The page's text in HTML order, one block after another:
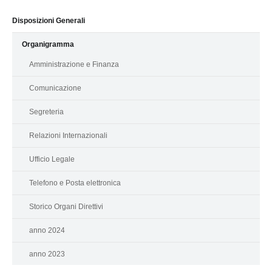
Disposizioni Generali
Organigramma
Amministrazione e Finanza
Comunicazione
Segreteria
Relazioni Internazionali
Ufficio Legale
Telefono e Posta elettronica
Storico Organi Direttivi
anno 2024
anno 2023